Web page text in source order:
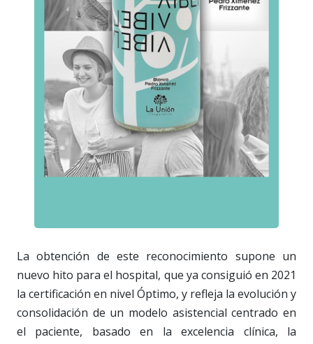
La obtención de este reconocimiento supone un
nuevo hito para el hospital, que ya consiguió en 2021
la certificación en nivel Óptimo, y refleja la evolución y
consolidación de un modelo asistencial centrado en
el paciente, basado en la excelencia clínica, la